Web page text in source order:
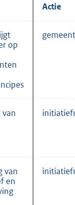
Actie
op
van
en